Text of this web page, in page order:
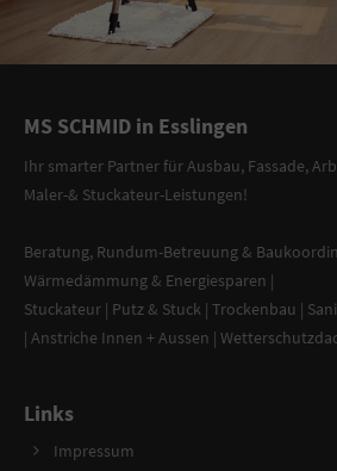
MS SCHMID in Esslingen
Ihr smarter PartnerfürAusbau, Fassade,
Maler-& Stuckateur-Leistungen!
Beratung, Rundum-Betreuung &
Wärmedämmung & Energiesparen |
Stuckateur | Putz & Stuck | Trockenbau |
| Anstriche Innen + Aussen |
Links
Impressum